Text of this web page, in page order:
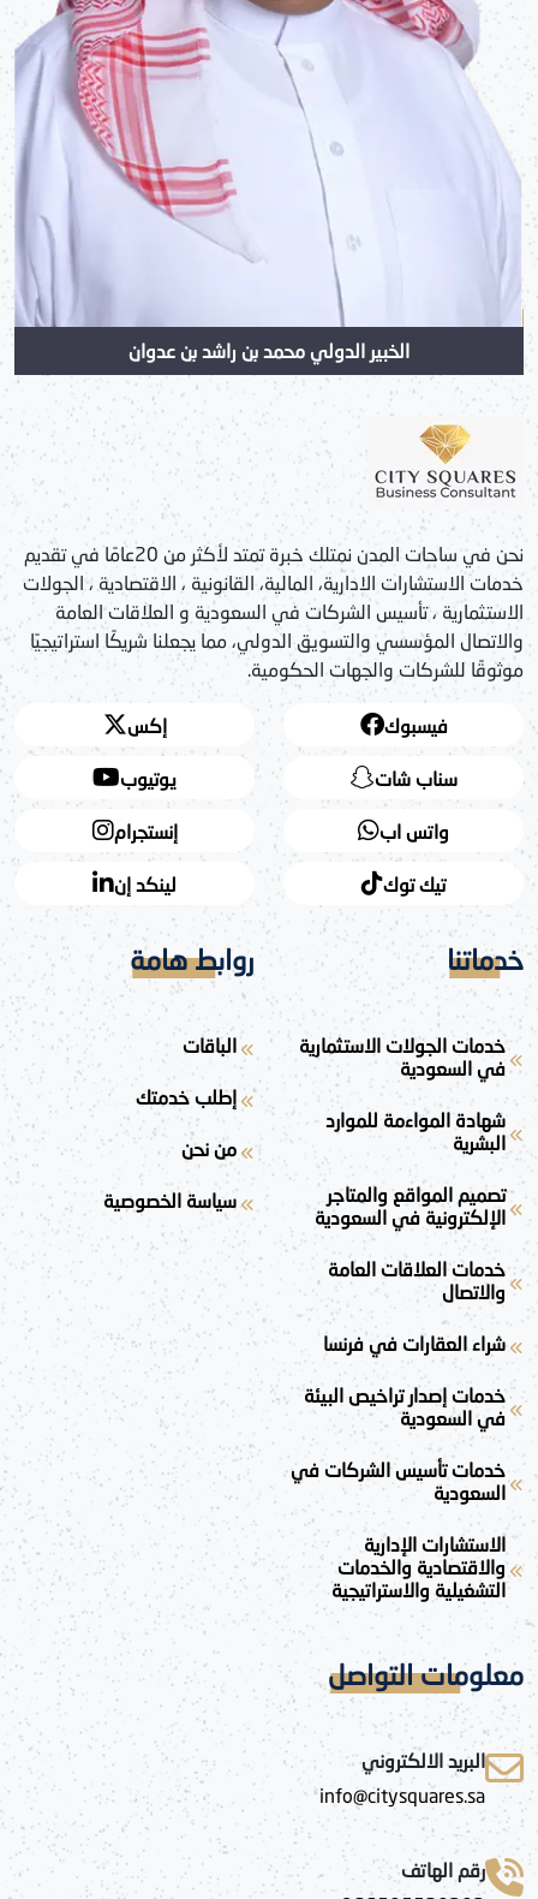
الخبير الدولي محمد بن راشد بن عدوان
نحن في ساحات المدن نمتلك خبرة تمتد لأكثر من 20عامًا في تقديم
خدمات الاستشارات الادارية، المالية، القانونية ، الاقتصادية ، الجولات
الاستثمارية ، تأسيس الشركات في السعودية و العلاقات العامة
والاتصال المؤسسي والتسويق الدولي، مما يجعلنا شريكًا استراتيجيًا
موثوقًا للشركات والجهات الحكومية.
فيسبوك
سناب شات
واتس اب
إكس
يوتيوب
إنستجرام
تيك توك لينكد إن
خدماتنا
خدمات الجولات الاستثمارية
في السعودية
شهادة المواءمة للموارد
البشرية
تصميم المواقع والمتاجر
الإلكترونية في السعودية
خدمات العلاقات العامة
والاتصال
شراء العقارات في فرنسا
خدمات إصدار تراخيص البيئة
في السعودية
خدمات تأسيس الشركات في
السعودية
الاستشارات الإدارية
والاقتصادية والخدمات
التشغيلية والاستراتيجية
روابط هامة
الباقات
إطلب خدمتك
من نحن
سياسة الخصوصية
معلومات التواصل
البريد الالكتروني
info@citysquares.sa
رقم الهاتف